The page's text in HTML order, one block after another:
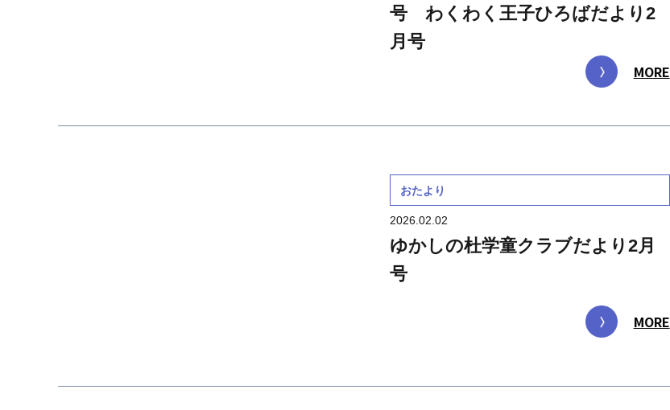
号 わくわく王子ひろばだより2
月号
MORE
おたより
2026.02.02
ゆかしの杜学童クラブだより2月
号
MORE